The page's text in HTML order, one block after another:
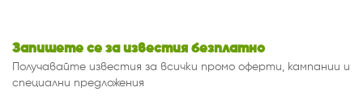
Запишете се за известия безплатно
Получавайте известия за всички промо оферти, кампании и
специални предложения